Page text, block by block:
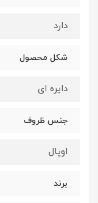
دارد
شکل محصول
دایره ای
جنس ظروف
اوپال
برند